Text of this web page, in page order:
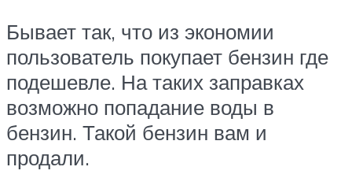
Бывает так, что из экономии
пользователь покупает бензин где
подешевле. На таких заправках
возможно попадание воды в
бензин. Такой бензин вам и
продали.